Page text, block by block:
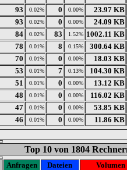
93 0.02% 0 0.00%
23.97 KB
93 0.02% 0 0.00%
24.09 KB
84 0.02% 83 1.52% 1002.11 KB
78 0.01% 8 0.15%
300.64 KB
70 0.01% 0 0.00%
18.03 KB
53 0.01% 7 0.13%
104.30 KB
51 0.01% 0 0.00%
13.12 KB
48 0.01% 0 0.00%
116.02 KB
47 0.01% 0 0.00%
53.85 KB
46 0.01% 0 0.00% 11.86 KB
Top 10 von 1804
Anfragen Dateien
Volumen